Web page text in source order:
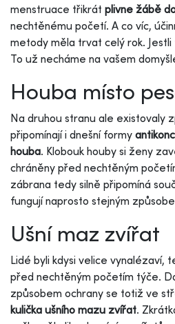
menstruace třikrát plivne žábě
nechtěnému početí. A co víc,
metody měla trvat celý rok.
To už necháme na vašem
Houba místo
Na druhou stranu ale existovaly
připomínají i dnešní formy
houba. Klobouk houby si ženy
chráněny před nechtěným
zábrana tedy silně připomíná
fungují naprosto stejným
Ušní maz zvířat
Lidé byli kdysi velice vynalézaví,
před nechtěným početím týče.
způsobem ochrany se totiž ve
kulička ušního mazu zvířat.